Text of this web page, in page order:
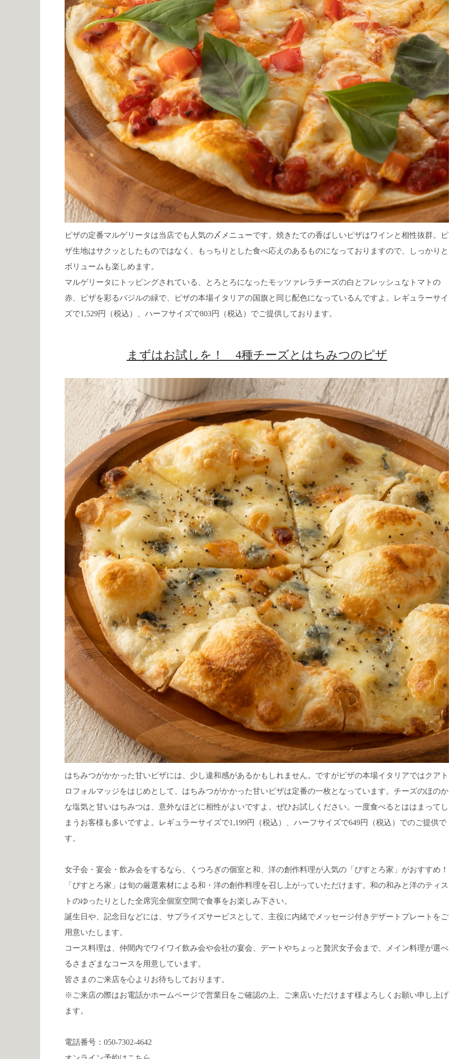
ピザの定番マルゲリータは当店でも人気の〆メニューです。焼きたての香ばしいピザはワインと相性抜群。ピ
ザ生地はサクッとしたものではなく、もっちりとした食べ応えのあるものになっておりますので、しっかりと
ボリュームも楽しめます。
マルゲリータにトッピングされている、とろとろになったモッツァレラチーズの白とフレッシュなトマトの
赤、ピザを彩るバジルの緑で、ピザの本場イタリアの国旗と同じ配色になっているんですよ。レギュラーサイ
ズで1,529円（税込）、ハーフサイズで803円（税込）でご提供しております。
まずはお試しを！ 4種チーズとはちみつのピザ
はちみつがかかった甘いピザには、少し違和感があるかもしれません。ですがピザの本場イタリアではクアト
ロフォルマッジをはじめとして、はちみつがかかった甘いピザは定番の一枚となっています。チーズのほのか
な塩気と甘いはちみつは、意外なほどに相性がよいですよ。ぜひお試しください。一度食べるとははまってし
まうお客様も多いですよ。レギュラーサイズで1,199円（税込）、ハーフサイズで649円（税込）でのご提供で
す。
女子会・宴会・飲み会をするなら、くつろぎの個室と和、洋の創作料理が人気の「びすとろ家」がおすすめ！
「びすとろ家」は旬の厳選素材による和・洋の創作料理を召し上がっていただけます。和の和みと洋のティス
トのゆったりとした全席完全個室空間で食事をお楽しみ下さい。
誕生日や、記念日などには、サプライズサービスとして、主役に内緒でメッセージ付きデザートプレートをご
用意いたします。
コース料理は、仲間内でワイワイ飲み会や会社の宴会、デートやちょっと贅沢女子会まで、メイン料理が選べ
るさまざまなコースを用意しています。
皆さまのご来店を心よりお待ちしております。
※ご来店の際はお電話かホームページで営業日をご確認の上、ご来店いただけます様よろしくお願い申し上げ
ます。
電話番号： 050-7302-4642